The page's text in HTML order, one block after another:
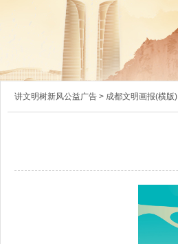
讲文明树新风公益广告 > 成都文明画报(横版)